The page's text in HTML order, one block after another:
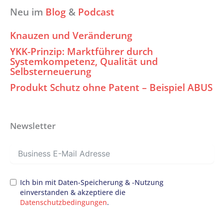
Neu im Blog & Podcast
Knauzen und Veränderung
YKK-Prinzip: Marktführer durch
Systemkompetenz, Qualität und
Selbsterneuerung
Produkt Schutz ohne Patent – Beispiel ABUS
Newsletter
Ich bin mit Daten-Speicherung & -Nutzung
einverstanden & akzeptiere die
Datenschutzbedingungen.